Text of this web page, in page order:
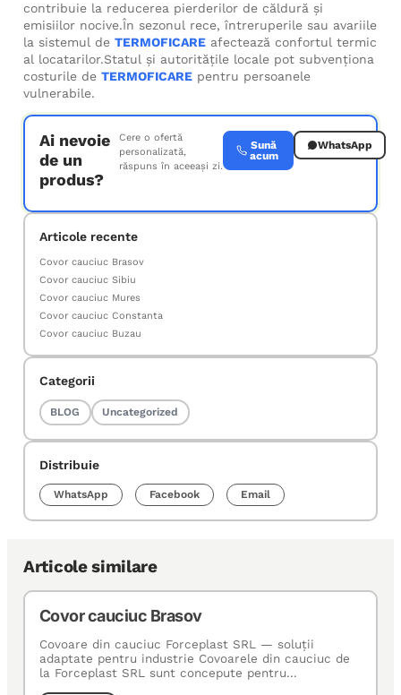
contribuie la reducerea pierderilor de căldură și
emisiilor nocive.În sezonul rece, întreruperile sau avariile
la sistemul de TERMOFICARE afectează confortul termic
al locatarilor.Statul și autoritățile locale pot subvenționa
costurile de TERMOFICARE pentru persoanele
vulnerabile.
Ai nevoie
de un
produs?
Cere o ofertă
personalizată,
răspuns în aceeași zi.
Sună
acum
WhatsApp
Articole recente
Covor cauciuc Brasov
Covor cauciuc Sibiu
Covor cauciuc Mures
Covor cauciuc Constanta
Covor cauciuc Buzau
Categorii
BLOG Uncategorized
Distribuie
WhatsApp Facebook Email
Articole similare
Covor cauciuc Brasov
Covoare din cauciuc Forceplast SRL — soluţii
adaptate pentru industrie Covoarele din cauciuc de
la Forceplast SRL sunt concepute pentru...